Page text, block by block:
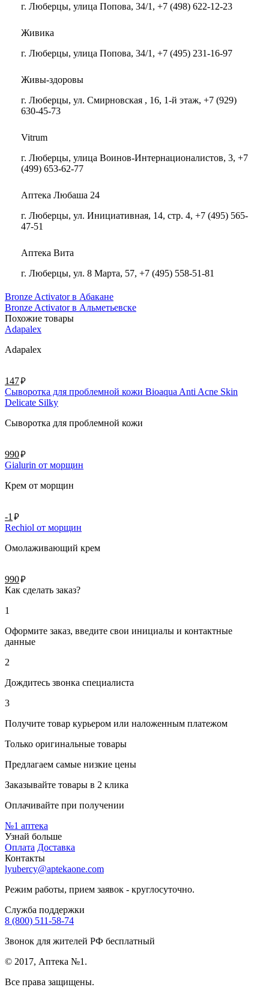
г. Люберцы, улица Попова, 34/1, +7 (498) 622-12-23
Живика
г. Люберцы, улица Попова, 34/1, +7 (495) 231-16-97
Живы-здоровы
г. Люберцы, ул. Смирновская , 16, 1-й этаж, +7 (929)
630-45-73
Vitrum
г. Люберцы, улица Воинов-Интернационалистов, 3, +7
(499) 653-62-77
Аптека Любаша 24
г. Люберцы, ул. Инициативная, 14, стр. 4, +7 (495) 565-
47-51
Аптека Вита
г. Люберцы, ул. 8 Марта, 57, +7 (495) 558-51-81
Bronze Activator в Абакане
Bronze Activator в Альметьевске
Похожие товары
Adapalex
Adapalex
147руб.
Сыворотка для проблемной кожи Bioaqua Anti Acne Skin
Delicate Silky
Сыворотка для проблемной кожи
990руб.
Gialurin от морщин
Крем от морщин
-1 руб.
Rechiol от морщин
Омолаживающий крем
990руб.
Как сделать заказ?
1
Оформите заказ, введите свои инициалы и контактные
данные
2
Дождитесь звонка специалиста
3
Получите товар курьером или наложенным платежом
Только оригинальные товары
Предлагаем самые низкие цены
Заказывайте товары в 2 клика
Оплачивайте при получении
№1 аптека
Узнай больше
Оплата Доставка
Контакты
lyubercy@aptekaone.com
Режим работы, прием заявок - круглосуточно.
Служба поддержки
8 (800) 511-58-74
Звонок для жителей РФ бесплатный
© 2017, Аптека №1.
Все права защищены.